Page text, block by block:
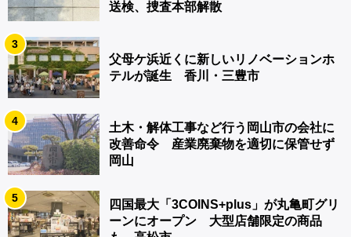
送検、捜査本部解散
3
父母ケ浜近くに新しいリノベーションホ
テルが誕生 香川・三豊市
4
土木・解体工事など行う岡山市の会社に
改善命令 産業廃棄物を適切に保管せず
岡山
5
四国最大「3COINS+plus」が丸亀町グリ
ーンにオープン 大型店舗限定の商品